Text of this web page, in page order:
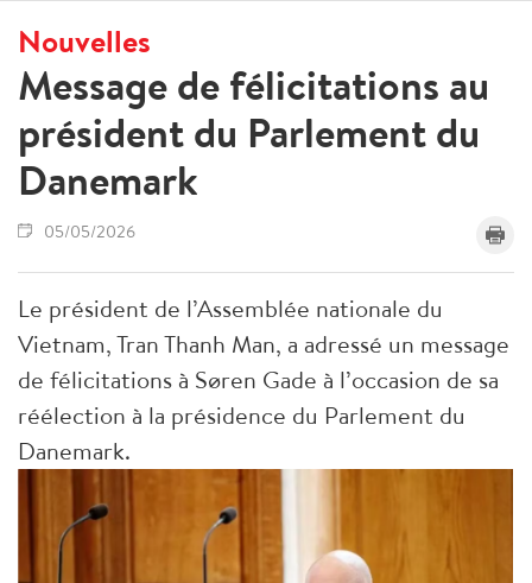
Nouvelles
Message de félicitations au
président du Parlement du
Danemark
05/05/2026
Le président de l’Assemblée nationale du
Vietnam, Tran Thanh Man, a adressé un message
de félicitations à Søren Gade à l’occasion de sa
réélection à la présidence du Parlement du
Danemark.